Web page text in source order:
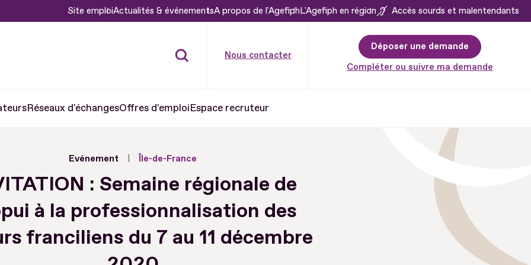
Site emploiActualités & événementsA propos de l'AgefiphL'Agefiph en région Accès sourds et malentendants
Nous contacter
Déposer une demande
Compléter ou suivre ma demande
Réseaux d'échangesOffres d'emploiEspace recruteur
Evénement Île-de-France
: Semaine régionale de
à la professionnalisation des
franciliens du 7 au 11 décembre